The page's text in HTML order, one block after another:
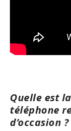
Quelle est
téléphone
d’occasion ?